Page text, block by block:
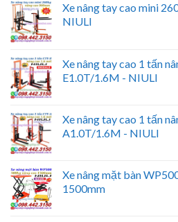
Xe nâng tay cao mini
NIULI
Xe nâng tay cao 1 tấn
E1.0T/1.6M - NIULI
Xe nâng tay cao 1 tấn
A1.0T/1.6M - NIULI
Xe nâng mặt bàn
1500mm